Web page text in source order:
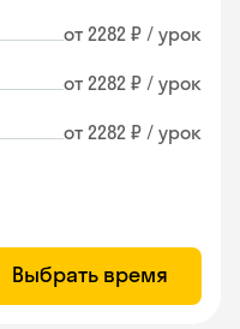
от 2282 ₽ / урок
от 2282 ₽ / урок
от 2282 ₽ / урок
Выбрать время